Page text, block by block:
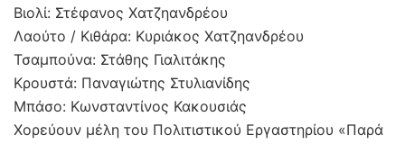
Βιολί: Στέφανος Χατζηανδρέου
Λαούτο / Κιθάρα: Κυριάκος Χατζηανδρέου
Τσαμπούνα: Στάθης Γιαλιτάκης
Κρουστά: Παναγιώτης Στυλιανίδης
Μπάσο: Κωνσταντίνος Κακουσιάς
Χορεύουν μέλη του Πολιτιστικού Εργαστηρίου «Παρά